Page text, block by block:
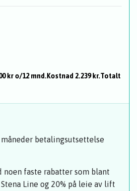
kr o/12 mnd.Kostnad 2.239 kr.Totalt
betalingsutsettelse
noen faste rabatter som blant
Line og 20% på leie av lift